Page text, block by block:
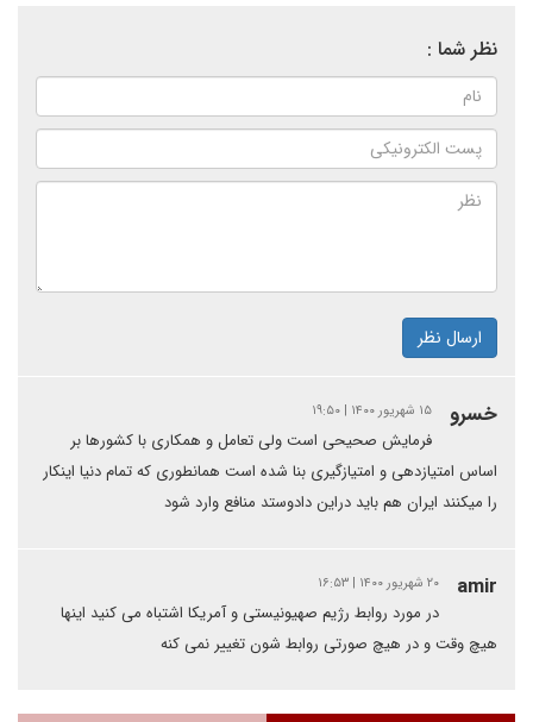
نظر شما :
ارسال نظر
خسرو ۱۵ شهریور ۱۴۰۰ | ۱۹:۵۰
فرمایش صحیحی است ولی تعامل و همکاری با کشورها بر
اساس امتیازدهی و امتیازگیری بنا شده است همانطوری که تمام دنیا اینکار
را میکنند ایران هم باید دراین دادوستد منافع وارد شود
amir ۲۰ شهریور ۱۴۰۰ | ۱۶:۵۳
در مورد روابط رژیم صهیونیستی و آمریکا اشتباه می کنید اینها
هیچ وقت و در هیچ صورتی روابط شون تغییر نمی کنه